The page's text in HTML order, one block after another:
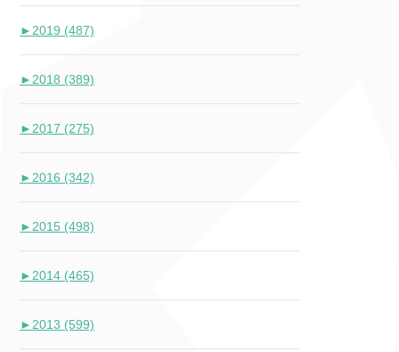
►2019 (487)
►2018 (389)
►2017 (275)
►2016 (342)
►2015 (498)
►2014 (465)
►2013 (599)